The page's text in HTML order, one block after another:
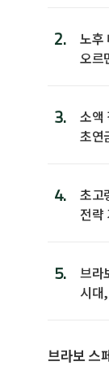
2.
노후
오르
3.
소액
초연
4.
초고
전략
5.
브라
시대
브라보 스